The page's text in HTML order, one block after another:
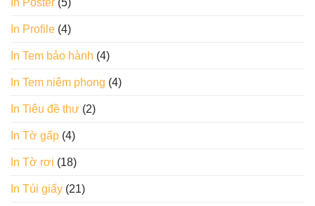
In Poster (5)
In Profile (4)
In Tem bảo hành (4)
In Tem niêm phong (4)
In Tiêu đề thư (2)
In Tờ gấp (4)
In Tờ rơi (18)
In Túi giấy (21)